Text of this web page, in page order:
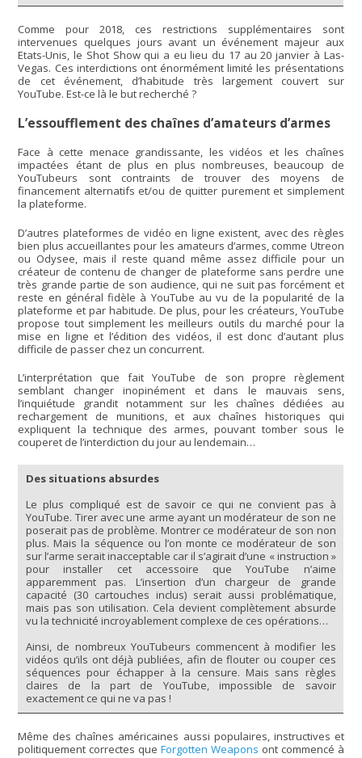
Comme pour 2018, ces restrictions supplémentaires sont
intervenues quelques jours avant un événement majeur aux
Etats-Unis, le Shot Show qui a eu lieu du 17 au 20 janvier à Las-
Vegas. Ces interdictions ont énormément limité les présentations
de cet événement, d’habitude très largement couvert sur
YouTube. Est-ce là le but recherché ?
L’essoufflement des chaînes d’amateurs d’armes
Face à cette menace grandissante, les vidéos et les chaînes
impactées étant de plus en plus nombreuses, beaucoup de
YouTubeurs sont contraints de trouver des moyens de
financement alternatifs et/ou de quitter purement et simplement
la plateforme.
D’autres plateformes de vidéo en ligne existent, avec des règles
bien plus accueillantes pour les amateurs d’armes, comme Utreon
ou Odysee, mais il reste quand même assez difficile pour un
créateur de contenu de changer de plateforme sans perdre une
très grande partie de son audience, qui ne suit pas forcément et
reste en général fidèle à YouTube au vu de la popularité de la
plateforme et par habitude. De plus, pour les créateurs, YouTube
propose tout simplement les meilleurs outils du marché pour la
mise en ligne et l’édition des vidéos, il est donc d’autant plus
difficile de passer chez un concurrent.
L’interprétation que fait YouTube de son propre règlement
semblant changer inopinément et dans le mauvais sens,
l’inquiétude grandit notamment sur les chaînes dédiées au
rechargement de munitions, et aux chaînes historiques qui
expliquent la technique des armes, pouvant tomber sous le
couperet de l’interdiction du jour au lendemain…
Des situations absurdes
Le plus compliqué est de savoir ce qui ne convient pas à
YouTube. Tirer avec une arme ayant un modérateur de son ne
poserait pas de problème. Montrer ce modérateur de son non
plus. Mais la séquence ou l’on monte ce modérateur de son
sur l’arme serait inacceptable car il s’agirait d’une « instruction »
pour installer cet accessoire que YouTube n’aime
apparemment pas. L’insertion d’un chargeur de grande
capacité (30 cartouches inclus) serait aussi problématique,
mais pas son utilisation. Cela devient complètement absurde
vu la technicité incroyablement complexe de ces opérations…
Ainsi, de nombreux YouTubeurs commencent à modifier les
vidéos qu’ils ont déjà publiées, afin de flouter ou couper ces
séquences pour échapper à la censure. Mais sans règles
claires de la part de YouTube, impossible de savoir
exactement ce qui ne va pas !
Même des chaînes américaines aussi populaires, instructives et
politiquement correctes queForgotten Weapons ont commencé à